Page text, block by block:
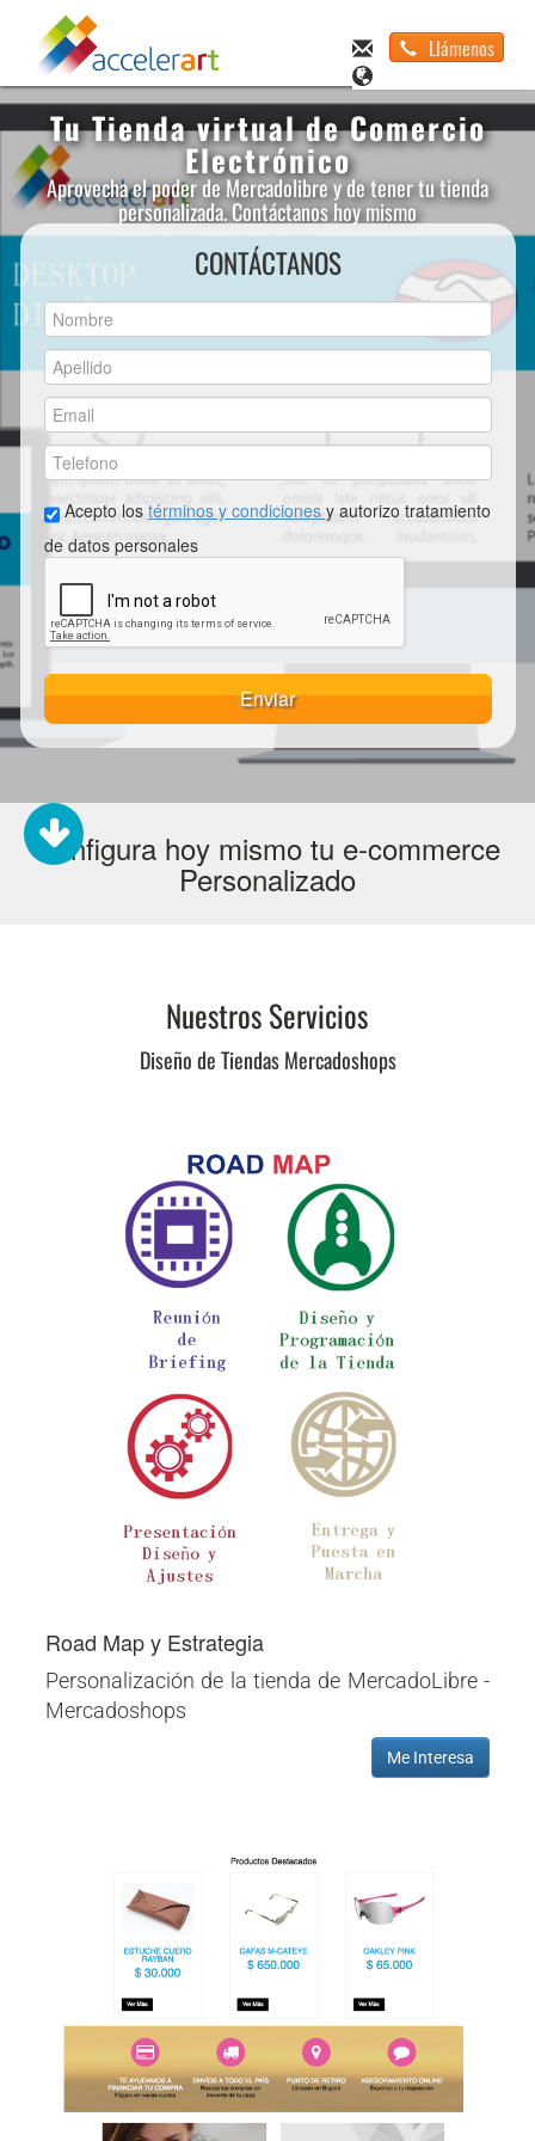
Llámenos
Tu Tienda virtual de Comercio
Electrónico
Aprovecha el poder de Mercadolibre y de tener tu tienda
personalizada. Contáctanos hoy mismo
CONTÁCTANOS
Acepto los términos y condiciones y autorizo tratamiento
de datos personales
Enviar
Configura hoy mismo tu e-commerce
Personalizado
Nuestros Servicios
Diseño de Tiendas Mercadoshops
Road Map y Estrategia
Personalización de la tienda de MercadoLibre -
Mercadoshops
Me Interesa